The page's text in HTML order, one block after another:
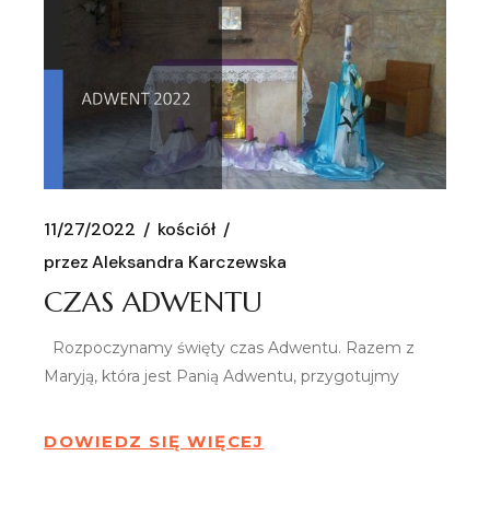
11/27/2022
kościół
przez Aleksandra Karczewska
CZAS ADWENTU
Rozpoczynamy święty czas Adwentu. Razem z
Maryją, która jest Panią Adwentu, przygotujmy
DOWIEDZ SIĘ WIĘCEJ